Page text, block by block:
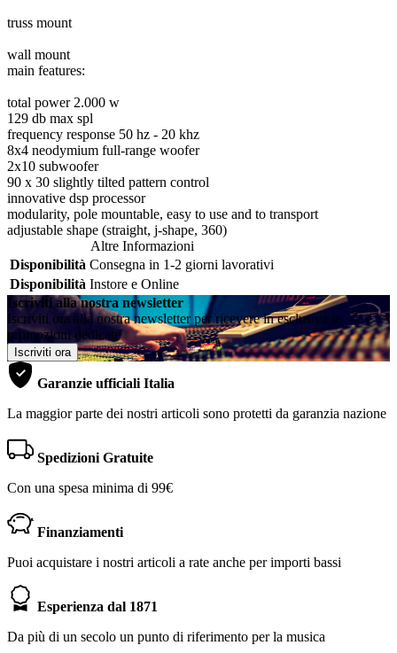
truss mount
wall mount
main features:
total power 2.000 w
129 db max spl
frequency response 50 hz - 20 khz
8x4 neodymium full-range woofer
2x10 subwoofer
90 x 30 slightly tilted pattern control
innovative dsp processor
modularity, pole mountable, easy to use and to transport
adjustable shape (straight, j-shape, 360)
Altre Informazioni
Disponibilità Consegna in 1-2 giorni lavorativi
Disponibilità Instore e Online
Iscriviti alla nostra newsletter
Iscriviti ora alla nostra newsletter per ricevere in esclusiva le
promozioni dedicate
Iscriviti ora
Garanzie ufficiali Italia
La maggior parte dei nostri articoli sono protetti da garanzia nazione
Spedizioni Gratuite
Con una spesa minima di 99€
Finanziamenti
Puoi acquistare i nostri articoli a rate anche per importi bassi
Esperienza dal 1871
Da più di un secolo un punto di riferimento per la musica